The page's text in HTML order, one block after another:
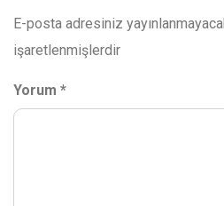
E-posta adresiniz
işaretlenmişlerdir
Yorum *